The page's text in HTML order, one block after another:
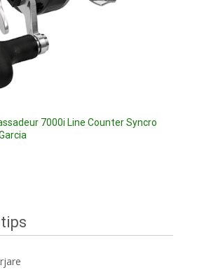
7000i Line Counter Syncro